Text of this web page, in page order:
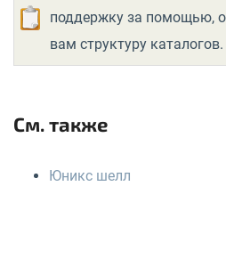
поддержку за помощью,
вам структуру каталогов.
См. также
Юникс шелл